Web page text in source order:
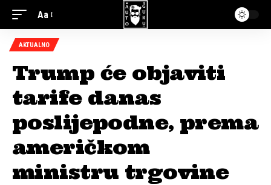
Aa
AKTUALNO
Trump će objaviti
tarife danas
poslijepodne, prema
američkom
ministru trgovine